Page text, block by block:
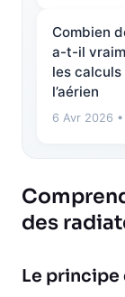
Combien
a-t-il
les calculs
l’aérien
6 Avr 2026
des
Le